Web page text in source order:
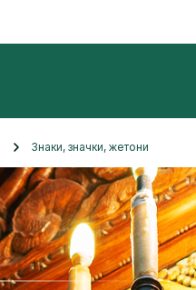
Знаки, значки, жетони